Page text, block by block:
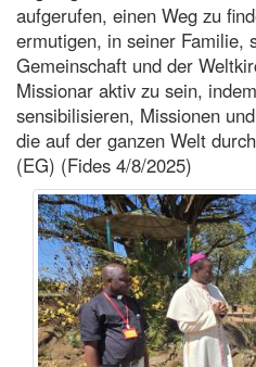
aufgerufen, einen Weg zu
ermutigen, in seiner Familie,
Gemeinschaft und der
Missionar aktiv zu sein,
sensibilisieren, Missionen
die auf der ganzen Welt
(EG) (Fides 4/8/2025)